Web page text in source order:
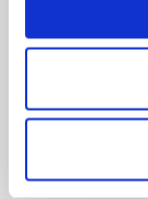
FARMAKOLOGIJA
Nesteroidni
podnošljivost